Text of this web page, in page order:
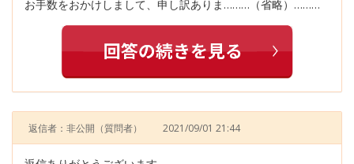
お手数をおかけしまして、申し訳ありま………（省略）………
返信者：非公開 （質問者） 2021/09/01 21:44